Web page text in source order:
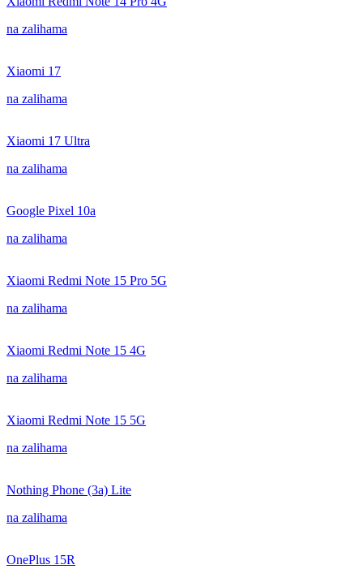
na zalihama
Xiaomi 17
na zalihama
Xiaomi 17 Ultra
na zalihama
Google Pixel 10a
na zalihama
Xiaomi Redmi Note 15 Pro 5G
na zalihama
Xiaomi Redmi Note 15 4G
na zalihama
Xiaomi Redmi Note 15 5G
na zalihama
Nothing Phone (3a) Lite
na zalihama
OnePlus 15R